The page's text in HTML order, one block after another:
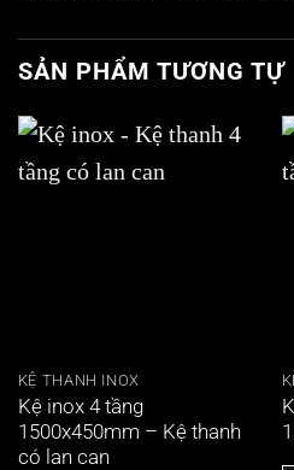
SẢN PHẨM TƯƠNG TỰ
KỆ THANH INOX
Kệ inox 4 tầng
1500x450mm – Kệ thanh
có lan can